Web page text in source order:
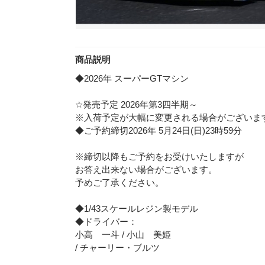
商品説明
◆2026年 スーパーGTマシン
☆発売予定 2026年第3四半期～
※入荷予定が大幅に変更される場合がございま
◆ご予約締切2026年 5月24日(日)23時59分
※締切以降もご予約をお受けいたしますが
お答え出来ない場合がございます。
予めご了承ください。
◆1/43スケールレジン製モデル
◆ドライバー：
小高 一斗 / 小山 美姫
/ チャーリー・ブルツ